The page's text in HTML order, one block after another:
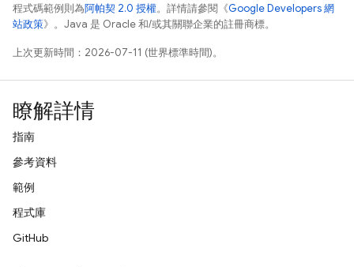
程式碼範例則為阿帕契 2.0 授權。詳情請參閱《Google Developers 網
站政策》。Java 是 Oracle 和/或其關聯企業的註冊商標。
上次更新時間：2026-07-11 (世界標準時間)。
瞭解詳情
指南
參考資料
範例
程式庫
GitHub